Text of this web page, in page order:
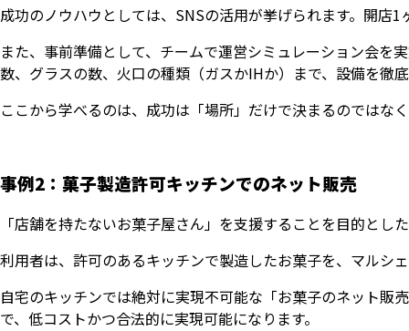
成功のノウハウとしては、SNSの活用が挙げられます。開店
また、事前準備として、チームで運営シミュレーション会を
数、グラスの数、火口の種類（ガスかIHか）まで、設備を徹
ここから学べるのは、成功は「場所」だけで決まるのではな
事例2：菓子製造許可キッチンでのネット販売
「店舗を持たないお菓子屋さん」を支援することを目的とし
利用者は、許可のあるキッチンで製造したお菓子を、マルシ
自宅のキッチンでは絶対に実現不可能な「お菓子のネット販
で、低コストかつ合法的に実現可能になります。